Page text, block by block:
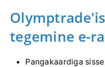
tegemine e-
Pangakaardiga